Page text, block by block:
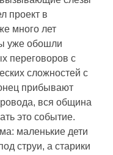
проект в
много лет
уже обошли
переговоров с
сложностей с
прибывают
вся община
это событие.
маленькие дети
струи, а старики